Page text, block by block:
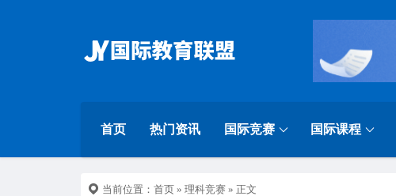
首页 热门资讯 国际竞赛 国际课程
当前位置： 首页 » 理科竞赛 » 正文